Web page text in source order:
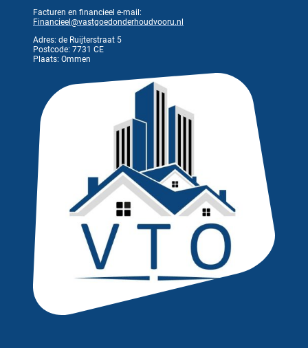
Facturen en financieel e-mail:
Financieel@vastgoedonderhoudvooru.nl
Adres: de Ruijterstraat 5
Postcode: 7731 CE
Plaats: Ommen